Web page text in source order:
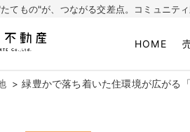
てもの"が、つながる交差点。コミュニテ
HOME
緑豊かで落ち着いた住環境が広がる